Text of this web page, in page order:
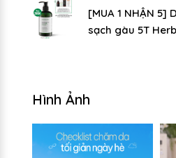
[MUA 1 NHẬN 5]
sạch gàu 5T
Hình Ảnh